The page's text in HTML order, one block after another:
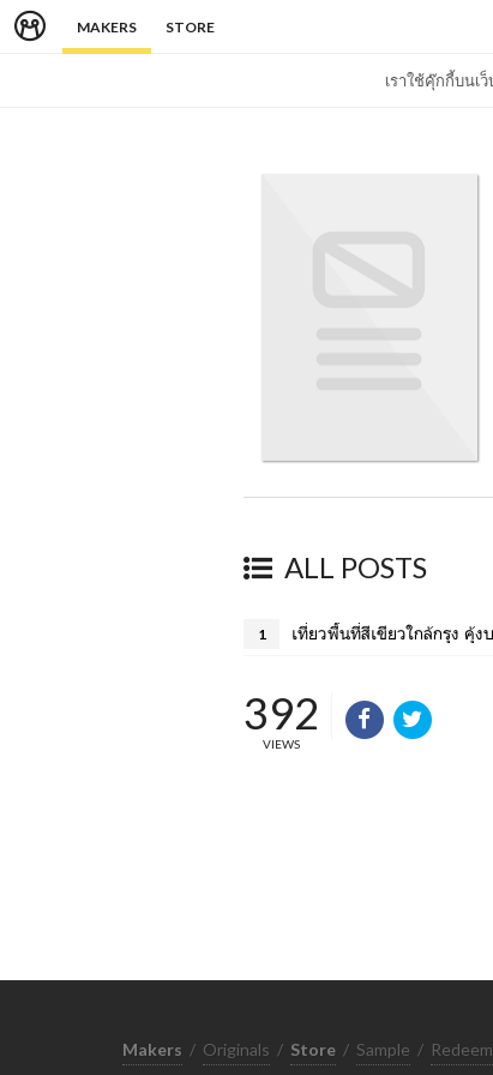
MAKERS STORE
เราใช้คุ๊กกี้บนเ
ALL POSTS
1 เที่ยวพื้นที่สีเขียวใกล้กรุง คุ้งบ
392
VIEWS
Makers / Originals / Store / Sample / Redeem